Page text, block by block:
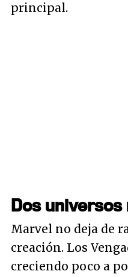
principal.
Dos
Marvel no deja de
creación. Los
creciendo poco a